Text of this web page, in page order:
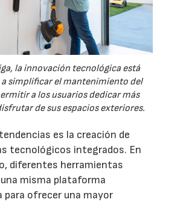
la innovación tecnológica está
simplificar el mantenimiento del
a los usuarios dedicar más
de sus espacios exteriores.
es la creación de
tecnológicos integrados. En
diferentes herramientas
misma plataforma
para ofrecer una mayor